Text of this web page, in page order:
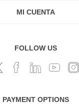
MI CUENTA
FOLLOW US
PAYMENT OPTIONS